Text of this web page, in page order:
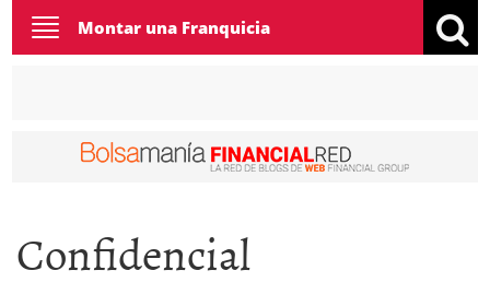
Toggle
navigation
Montar una Franquicia
Confidencial